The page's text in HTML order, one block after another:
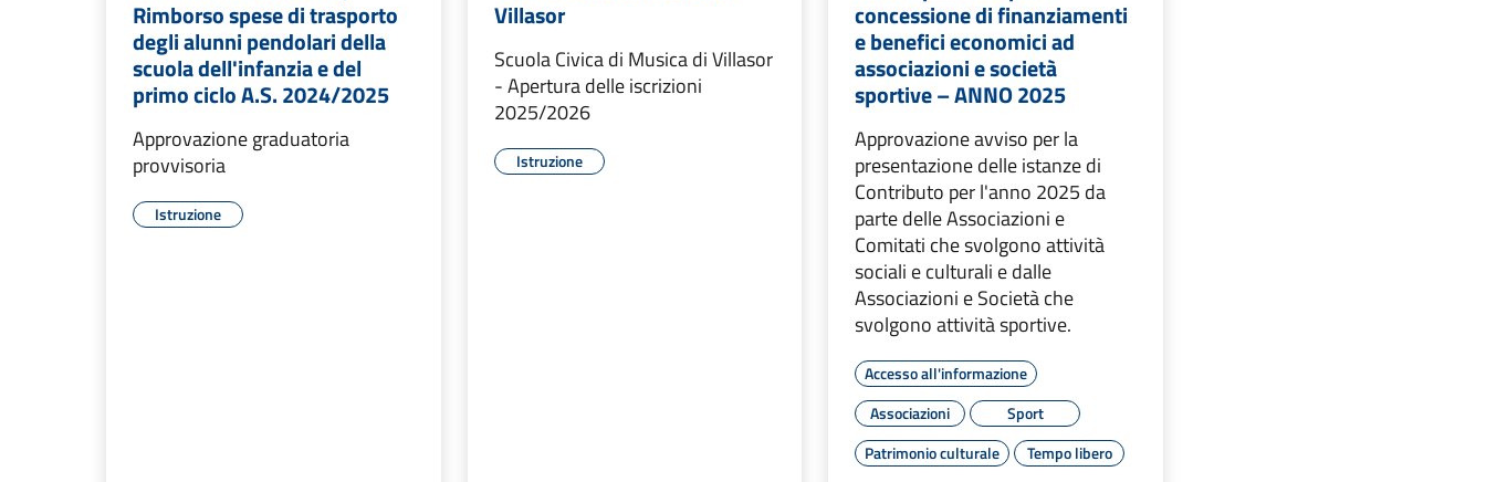
Rimborso spese di trasporto
degli alunni pendolari della
scuola dell'infanzia e del
primo ciclo A.S. 2024/2025
Approvazione graduatoria
provvisoria
Istruzione
Villasor
Scuola Civica di Musica di Villasor
- Apertura delle iscrizioni
2025/2026
Istruzione
concessione di finanziamenti
e benefici economici ad
associazioni e società
sportive – ANNO 2025
Approvazione avviso per la
presentazione delle istanze di
Contributo per l'anno 2025 da
parte delle Associazioni e
Comitati che svolgono attività
sociali e culturali e dalle
Associazioni e Società che
svolgono attività sportive.
Accesso all'informazione
Associazioni
Sport
Patrimonio culturale
Tempo libero